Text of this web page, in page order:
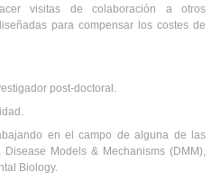
visitas de colaboración a otros
para compensar los costes de
post-doctoral.
en el campo de alguna de las
Models & Mechanisms (DMM),
Biology.